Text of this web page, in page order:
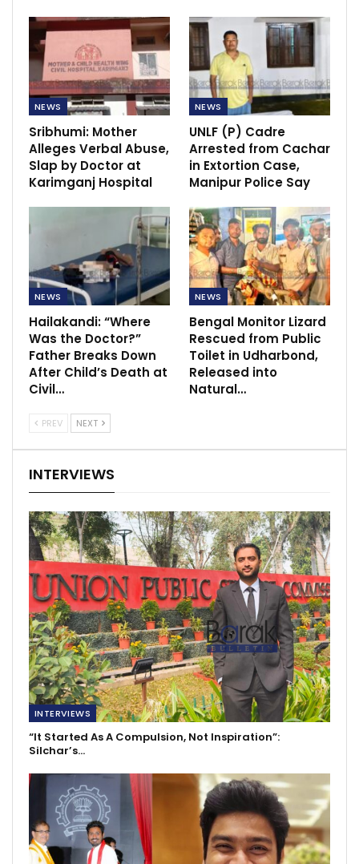
NEWS
Sribhumi: Mother
Alleges Verbal Abuse,
Slap by Doctor at
Karimganj Hospital
NEWS
UNLF (P) Cadre
Arrested from Cachar
in Extortion Case,
Manipur Police Say
NEWS
Hailakandi: “Where
Was the Doctor?”
Father Breaks Down
After Child’s Death at
Civil…
NEWS
Bengal Monitor Lizard
Rescued from Public
Toilet in Udharbond,
Released into
Natural…
PREV NEXT
INTERVIEWS
INTERVIEWS
“It Started As A Compulsion, Not Inspiration”:
Silchar’s…